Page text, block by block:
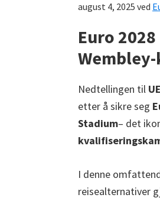
august 4, 2025 ved
Euro
Nedtellingen til
etter å sikre seg
Stadium– det
I denne
reisealternativer